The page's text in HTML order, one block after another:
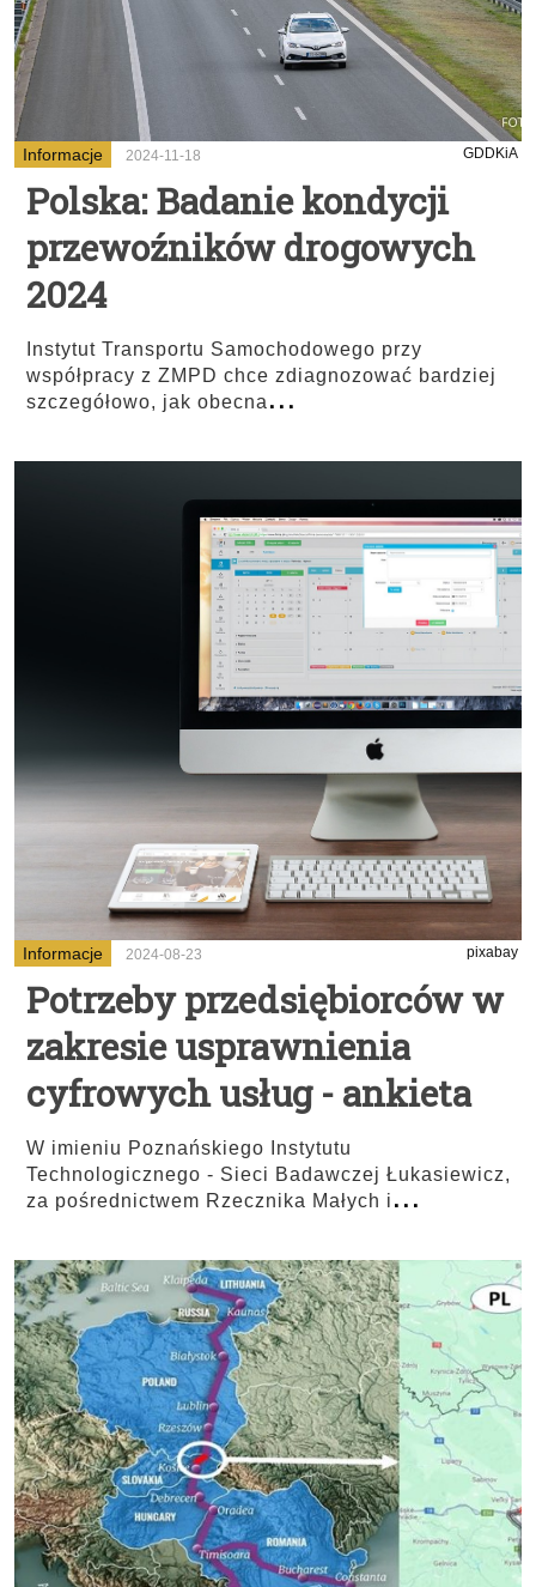
Informacje 2024-11-18 GDDKiA
Polska: Badanie kondycji
przewoźników drogowych
2024
Instytut Transportu Samochodowego przy
współpracy z ZMPD chce zdiagnozować bardziej
szczegółowo, jak obecna ...
Informacje 2024-08-23 pixabay
Potrzeby przedsiębiorców w
zakresie usprawnienia
cyfrowych usług - ankieta
W imieniu Poznańskiego Instytutu
Technologicznego - Sieci Badawczej Łukasiewicz,
za pośrednictwem Rzecznika Małych i...